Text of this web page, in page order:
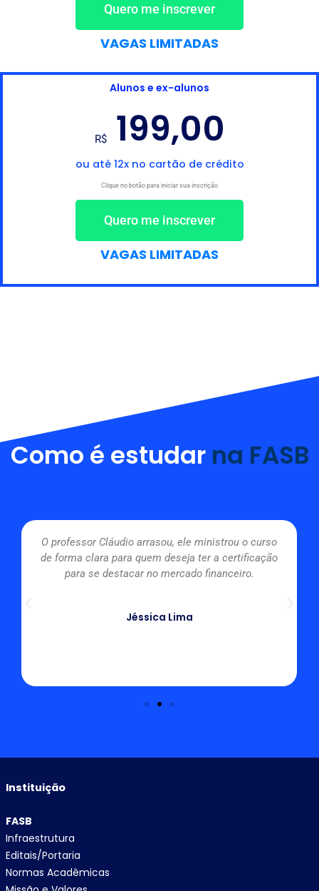
Quero me inscrever
VAGAS LIMITADAS
Alunos e ex-alunos
R$ 199,00
ou até 12x no cartão de crédito
Clique no botão para iniciar sua inscrição
Quero me inscrever
VAGAS LIMITADAS
Como é estudar na FASB
O professor Cláudio arrasou, ele ministrou o curso
de forma clara para quem deseja ter a certificação
para se destacar no mercado financeiro.
Jéssica Lima
Instituição
FASB
Infraestrutura
Editais/Portaria
Normas Acadêmicas